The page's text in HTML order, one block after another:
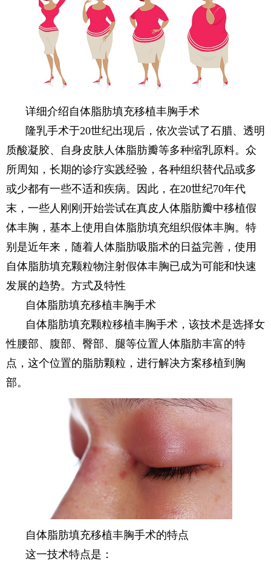
详细介绍自体脂肪填充移植丰胸手术
隆乳手术于20世纪出现后，依次尝试了石腊、透明
质酸凝胶、自身皮肤人体脂肪瓣等多种缩乳原料。众
所周知，长期的诊疗实践经验，各种组织替代品或多
或少都有一些不适和疾病。因此，在20世纪70年代
末，一些人刚刚开始尝试在真皮人体脂肪瓣中移植假
体丰胸，基本上使用自体脂肪填充组织假体丰胸。特
别是近年来，随着人体脂肪吸脂术的日益完善，使用
自体脂肪填充颗粒物注射假体丰胸已成为可能和快速
发展的趋势。方式及特性
自体脂肪填充移植丰胸手术
自体脂肪填充颗粒移植丰胸手术，该技术是选择女
性腰部、腹部、臀部、腿等位置人体脂肪丰富的特
点，这个位置的脂肪颗粒，进行解决方案移植到胸
部。
自体脂肪填充移植丰胸手术的特点
这一技术特点是：